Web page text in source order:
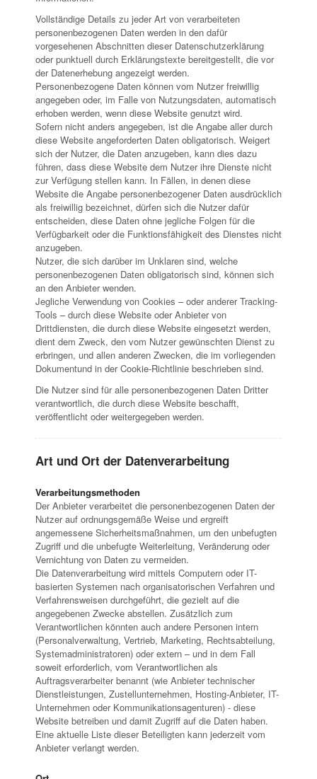
Vollständige Details zu jeder Art von verarbeiteten
personenbezogenen Daten werden in den dafür
vorgesehenen Abschnitten dieser Datenschutzerklärung
oder punktuell durch Erklärungstexte bereitgestellt, die vor
der Datenerhebung angezeigt werden.
Personenbezogene Daten können vom Nutzer freiwillig
angegeben oder, im Falle von Nutzungsdaten, automatisch
erhoben werden, wenn diese Website genutzt wird.
Sofern nicht anders angegeben, ist die Angabe aller durch
diese Website angeforderten Daten obligatorisch. Weigert
sich der Nutzer, die Daten anzugeben, kann dies dazu
führen, dass diese Website dem Nutzer ihre Dienste nicht
zur Verfügung stellen kann. In Fällen, in denen diese
Website die Angabe personenbezogener Daten ausdrücklich
als freiwillig bezeichnet, dürfen sich die Nutzer dafür
entscheiden, diese Daten ohne jegliche Folgen für die
Verfügbarkeit oder die Funktionsfähigkeit des Dienstes nicht
anzugeben.
Nutzer, die sich darüber im Unklaren sind, welche
personenbezogenen Daten obligatorisch sind, können sich
an den Anbieter wenden.
Jegliche Verwendung von Cookies – oder anderer Tracking-
Tools – durch diese Website oder Anbieter von
Drittdiensten, die durch diese Website eingesetzt werden,
dient dem Zweck, den vom Nutzer gewünschten Dienst zu
erbringen, und allen anderen Zwecken, die im vorliegenden
Dokumentund in der Cookie-Richtlinie beschrieben sind.
Die Nutzer sind für alle personenbezogenen Daten Dritter
verantwortlich, die durch diese Website beschafft,
veröffentlicht oder weitergegeben werden.
Art und Ort der Datenverarbeitung
Verarbeitungsmethoden
Der Anbieter verarbeitet die personenbezogenen Daten der
Nutzer auf ordnungsgemäße Weise und ergreift
angemessene Sicherheitsmaßnahmen, um den unbefugten
Zugriff und die unbefugte Weiterleitung, Veränderung oder
Vernichtung von Daten zu vermeiden.
Die Datenverarbeitung wird mittels Computern oder IT-
basierten Systemen nach organisatorischen Verfahren und
Verfahrensweisen durchgeführt, die gezielt auf die
angegebenen Zwecke abstellen. Zusätzlich zum
Verantwortlichen könnten auch andere Personen intern
(Personalverwaltung, Vertrieb, Marketing, Rechtsabteilung,
Systemadministratoren) oder extern – und in dem Fall
soweit erforderlich, vom Verantwortlichen als
Auftragsverarbeiter benannt (wie Anbieter technischer
Dienstleistungen, Zustellunternehmen, Hosting-Anbieter, IT-
Unternehmen oder Kommunikationsagenturen) - diese
Website betreiben und damit Zugriff auf die Daten haben.
Eine aktuelle Liste dieser Beteiligten kann jederzeit vom
Anbieter verlangt werden.